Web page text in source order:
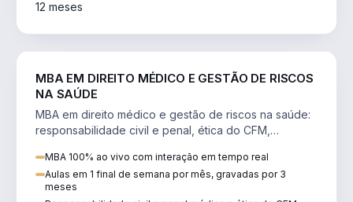
12 meses
MBA EM DIREITO MÉDICO E GESTÃO DE RISCOS
NA SAÚDE
MBA em direito médico e gestão de riscos na saúde:
responsabilidade civil e penal, ética do CFM,
MBA 100% ao vivo com interação em tempo real
Aulas em 1 final de semana por mês, gravadas por 3
meses